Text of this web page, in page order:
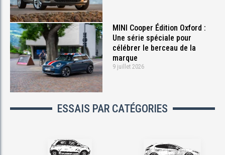
MINI Cooper Édition Oxford :
Une série spéciale pour
célébrer le berceau de la
marque
9 juillet 2026
ESSAIS PAR CATÉGORIES